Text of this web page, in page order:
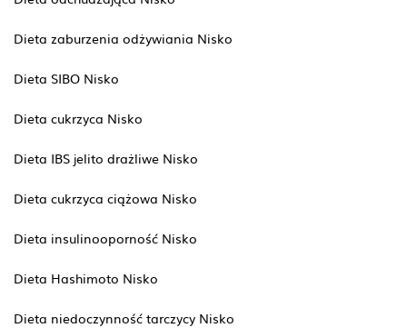
Dieta zaburzenia odżywiania Nisko
Dieta SIBO Nisko
Dieta cukrzyca Nisko
Dieta IBS jelito drażliwe Nisko
Dieta cukrzyca ciążowa Nisko
Dieta insulinooporność Nisko
Dieta Hashimoto Nisko
Dieta niedoczynność tarczycy Nisko